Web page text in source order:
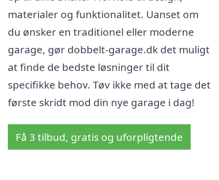
materialer og funktionalitet. Uanset om
du ønsker en traditionel eller moderne
garage, gør dobbelt-garage.dk det muligt
at finde de bedste løsninger til dit
specifikke behov. Tøv ikke med at tage det
første skridt mod din nye garage i dag!
Få 3 tilbud, gratis og uforpligtende